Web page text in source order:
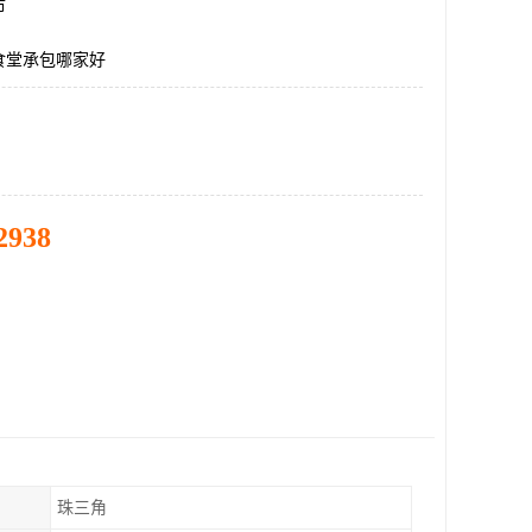
堂承包哪家好
珠三角